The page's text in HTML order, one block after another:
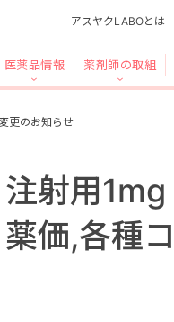
アスヤクLABOとは
医薬品情報 薬剤師の取組
更のお知らせ
注射用
価,各種